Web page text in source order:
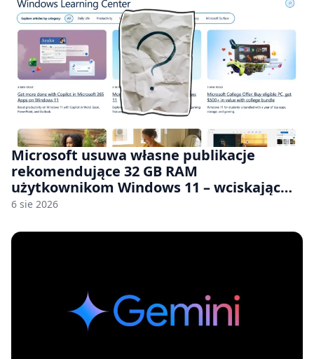
Microsoft usuwa własne publikacje
rekomendujące 32 GB RAM
użytkownikom Windows 11 – wciskając
nam przy tym komputery z 8 GB RAM po
6 sie 2026